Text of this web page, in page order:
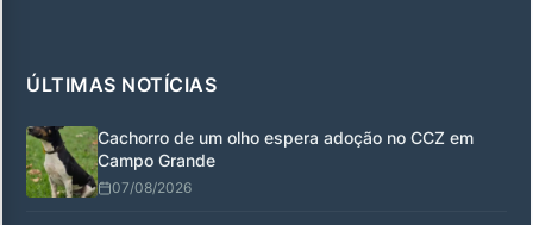
ÚLTIMAS NOTÍCIAS
Cachorro de um olho espera adoção no CCZ em
Campo Grande
07/08/2026